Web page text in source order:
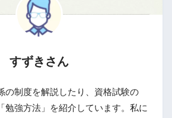
すずきさん
の制度を解説したり、資格試験の
勉強方法」を紹介しています。私に